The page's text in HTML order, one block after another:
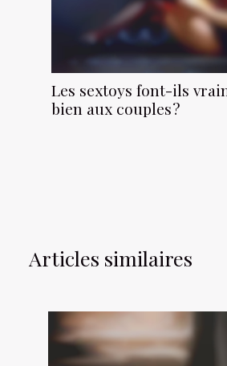
Les sextoys font-ils
bien aux couples ?
Articles similaires